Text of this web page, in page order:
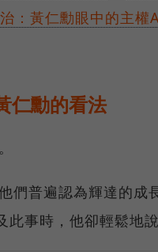
：黃仁勳眼中的主權
仁勳的看法
們普遍認為輝達的成
事時，他卻輕鬆地說